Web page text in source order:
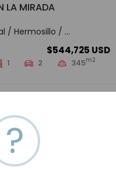
LA MIRADA
/ Hermosillo / ...
$544,725 USD
1 2 345m2
?